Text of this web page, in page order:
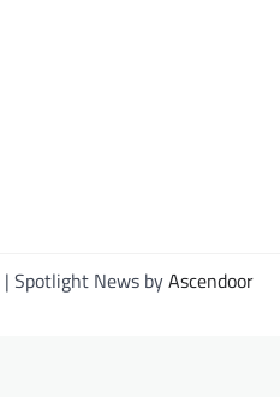
| Spotlight News byAscendoor